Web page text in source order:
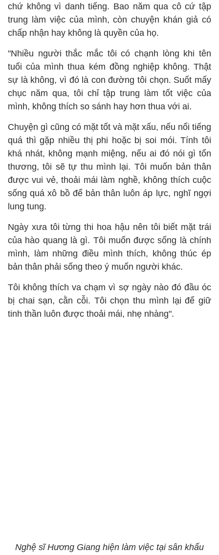
chứ không vì danh tiếng. Bao năm qua cô cứ tập
trung làm việc của mình, còn chuyện khán giả có
chấp nhận hay không là quyền của họ.
"Nhiều người thắc mắc tôi có chạnh lòng khi tên
tuổi của mình thua kém đồng nghiệp không. Thật
sự là không, vì đó là con đường tôi chọn. Suốt mấy
chục năm qua, tôi chỉ tập trung làm tốt việc của
mình, không thích so sánh hay hơn thua với ai.
Chuyện gì cũng có mặt tốt và mặt xấu, nếu nổi tiếng
quá thì gặp nhiều thị phi hoặc bị soi mói. Tính tôi
khá nhát, không mạnh miệng, nếu ai đó nói gì tổn
thương, tôi sẽ tự thu mình lại. Tôi muốn bản thân
được vui vẻ, thoải mái làm nghề, không thích cuộc
sống quá xô bồ để bản thân luôn áp lực, nghĩ ngợi
lung tung.
Ngày xưa tôi từng thi hoa hậu nên tôi biết mặt trái
của hào quang là gì. Tôi muốn được sống là chính
mình, làm những điều mình thích, không thúc ép
bản thân phải sống theo ý muốn người khác.
Tôi không thích va chạm vì sợ ngày nào đó đầu óc
bị chai sạn, cằn cỗi. Tôi chọn thu mình lại để giữ
tinh thần luôn được thoải mái, nhẹ nhàng".
Nghệ sĩ Hương Giang hiện làm việc tại sân khấu